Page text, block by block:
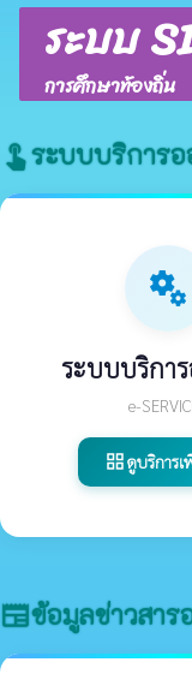
ระบบ
การศึกษาท้องถิ่น
touch_appระบบบริการอ
miscellaneous_services
ระบบบริกา
e-
grid_viewดูบริการ
newspaperข้อมูลข่าวสาร